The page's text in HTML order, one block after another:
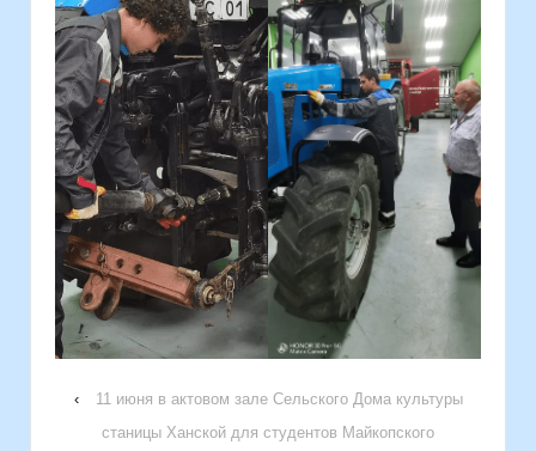
‹
11 июня в актовом зале Сельского Дома культуры
станицы Ханской для студентов Майкопского